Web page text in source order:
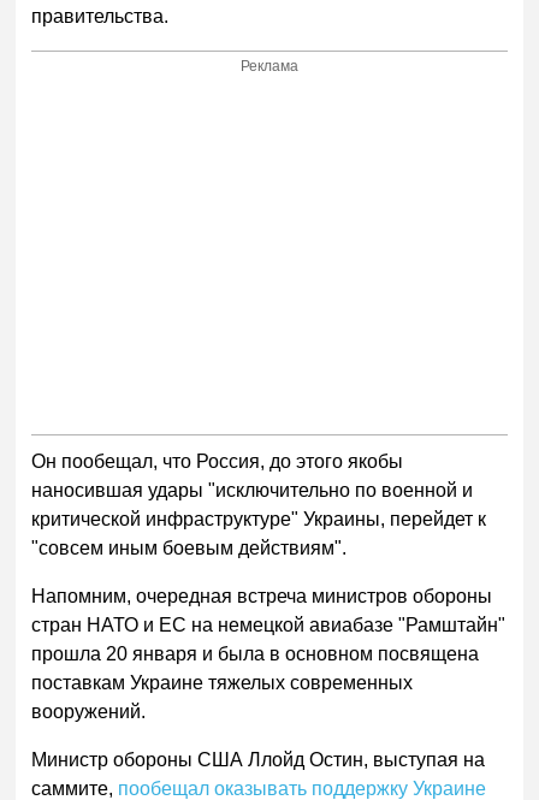
правительства.
Реклама
Он пообещал, что Россия, до этого якобы
наносившая удары "исключительно по военной и
критической инфраструктуре" Украины, перейдет к
"совсем иным боевым действиям".
Напомним, очередная встреча министров обороны
стран НАТО и ЕС на немецкой авиабазе "Рамштайн"
прошла 20 января и была в основном посвящена
поставкам Украине тяжелых современных
вооружений.
Министр обороны США Ллойд Остин, выступая на
саммите, пообещал оказывать поддержку Украине